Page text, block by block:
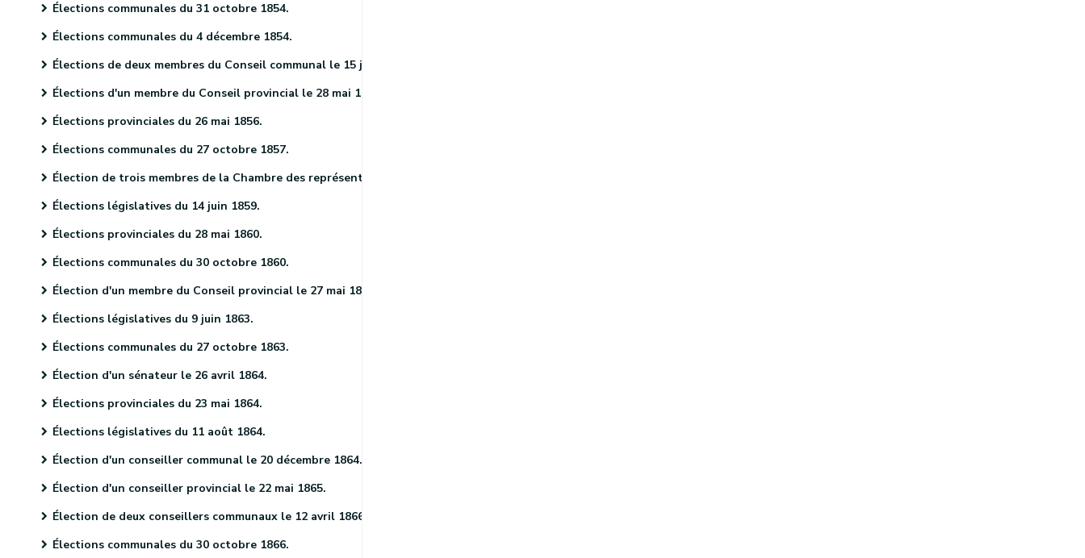
Élections communales du 31 octobre 1854.
Élections communales du 4 décembre 1854.
Élections de deux membres du Conseil communal le 15 janvier 1855.
Élections d'un membre du Conseil provincial le 28 mai 1855.
Élections provinciales du 26 mai 1856.
Élections communales du 27 octobre 1857.
Élection de trois membres de la Chambre des représentants le 10 décembre 1857.
Élections législatives du 14 juin 1859.
Élections provinciales du 28 mai 1860.
Élections communales du 30 octobre 1860.
Élection d'un membre du Conseil provincial le 27 mai 1861.
Élections législatives du 9 juin 1863.
Élections communales du 27 octobre 1863.
Élection d'un sénateur le 26 avril 1864.
Élections provinciales du 23 mai 1864.
Élections législatives du 11 août 1864.
Élection d'un conseiller communal le 20 décembre 1864.
Élection d'un conseiller provincial le 22 mai 1865.
Élection de deux conseillers communaux le 12 avril 1866.
Élections communales du 30 octobre 1866.